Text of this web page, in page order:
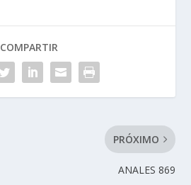
COMPARTIR
PRÓXIMO
ANALES 869